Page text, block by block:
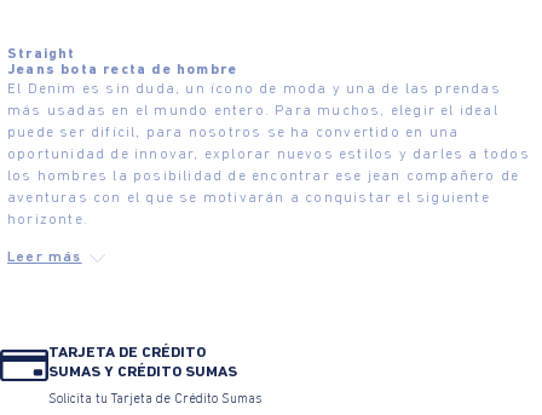
Straight
Jeans bota recta de hombre
El Denim es sin duda, un ícono de moda y una de las prendas
más usadas en el mundo entero. Para muchos, elegir el ideal
puede ser difícil, para nosotros se ha convertido en una
oportunidad de innovar, explorar nuevos estilos y darles a todos
los hombres la posibilidad de encontrar ese jean compañero de
aventuras con el que se motivarán a conquistar el siguiente
horizonte.
TARJETA DE CRÉDITO
SUMAS Y CRÉDITO SUMAS
Solicita tu Tarjeta de Crédito Sumas